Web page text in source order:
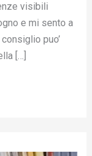
visibili
e mi sento a
puo’
[…]